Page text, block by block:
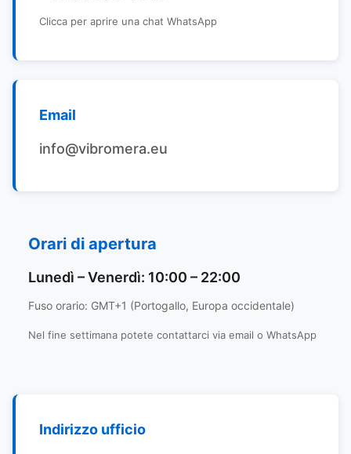
Clicca per aprire una chat WhatsApp
Email
info@vibromera.eu
Orari di apertura
Lunedì – Venerdì: 10:00 – 22:00
Fuso orario: GMT+1 (Portogallo, Europa occidentale)
Nel fine settimana potete contattarci via email o WhatsApp
Indirizzo ufficio